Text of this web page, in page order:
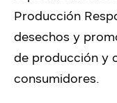
Producción
desechos y
de producción y
consumidores.